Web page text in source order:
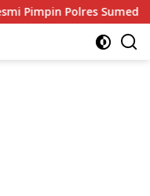
Polres Sumedang,